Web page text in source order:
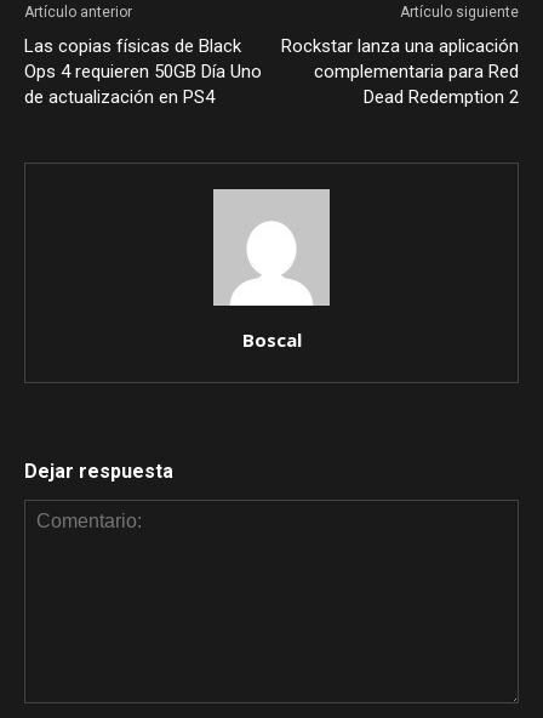
Artículo anterior
Las copias físicas de Black
Ops 4 requieren 50GB Día Uno
de actualización en PS4
Artículo siguiente
Rockstar lanza una aplicación
complementaria para Red
Dead Redemption 2
Boscal
Dejar respuesta